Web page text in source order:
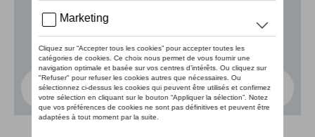
Aucun modèle sélectionné (Tout afficher)
Choisissez un modèle